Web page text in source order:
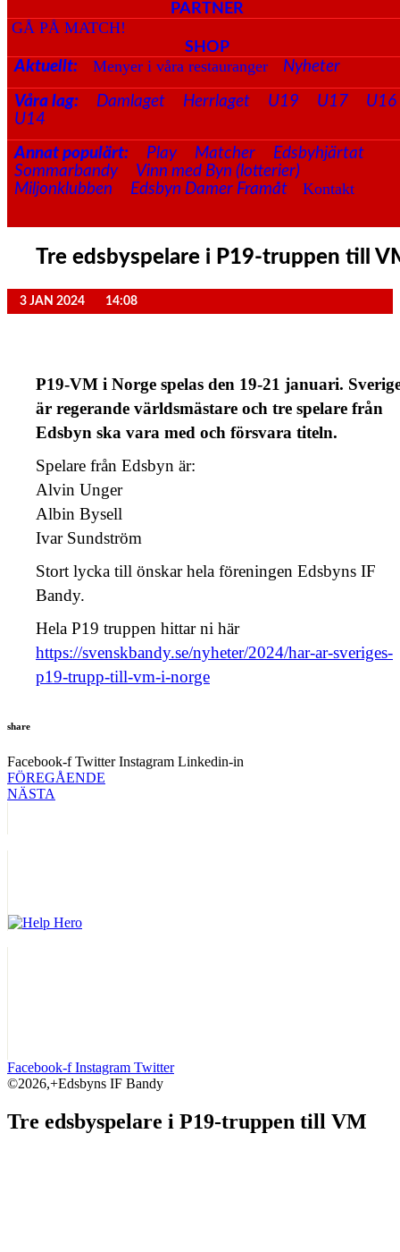
PARTNER
GÅ PÅ MATCH!
SHOP
Aktuellt: Menyer i våra restauranger Nyheter
Våra lag: Damlaget Herrlaget U19 U17
U16
U14
Annat populärt:
Play Matcher
Edsbyhjärtat
Sommarbandy
Vinn med Byn (lotterier)
Miljonklubben
Edsbyn Damer Framåt Kontakt
Tre edsbyspelare i P19-truppen till
3 JAN 2024 14:08
P19-VM i Norge spelas den 19-21 januari.
är regerande världsmästare och tre spelare från
Edsbyn ska vara med och försvara titeln.
Spelare från Edsbyn är:
Alvin Unger
Albin Bysell
Ivar Sundström
Stort lycka till önskar hela föreningen Edsbyns IF
Bandy.
Hela P19 truppen hittar ni här
https://svenskbandy.se/nyheter/2024/har-ar-sveriges-
p19-trupp-till-vm-i-norge
share
Facebook-f Twitter Instagram Linkedin-in
FÖREGÅENDE
NÄSTA
Facebook-f Instagram Twitter
©2026,+Edsbyns IF Bandy
Tre edsbyspelare i P19-truppen till VM